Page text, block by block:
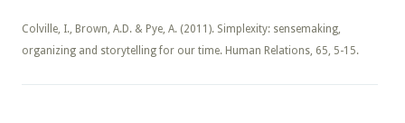
​​​​​​​Colville, I., Brown, A.D. & Pye, A. (2011). Simplexity: sensemaking,
organizing and storytelling for our time. Human Relations, 65, 5-15.